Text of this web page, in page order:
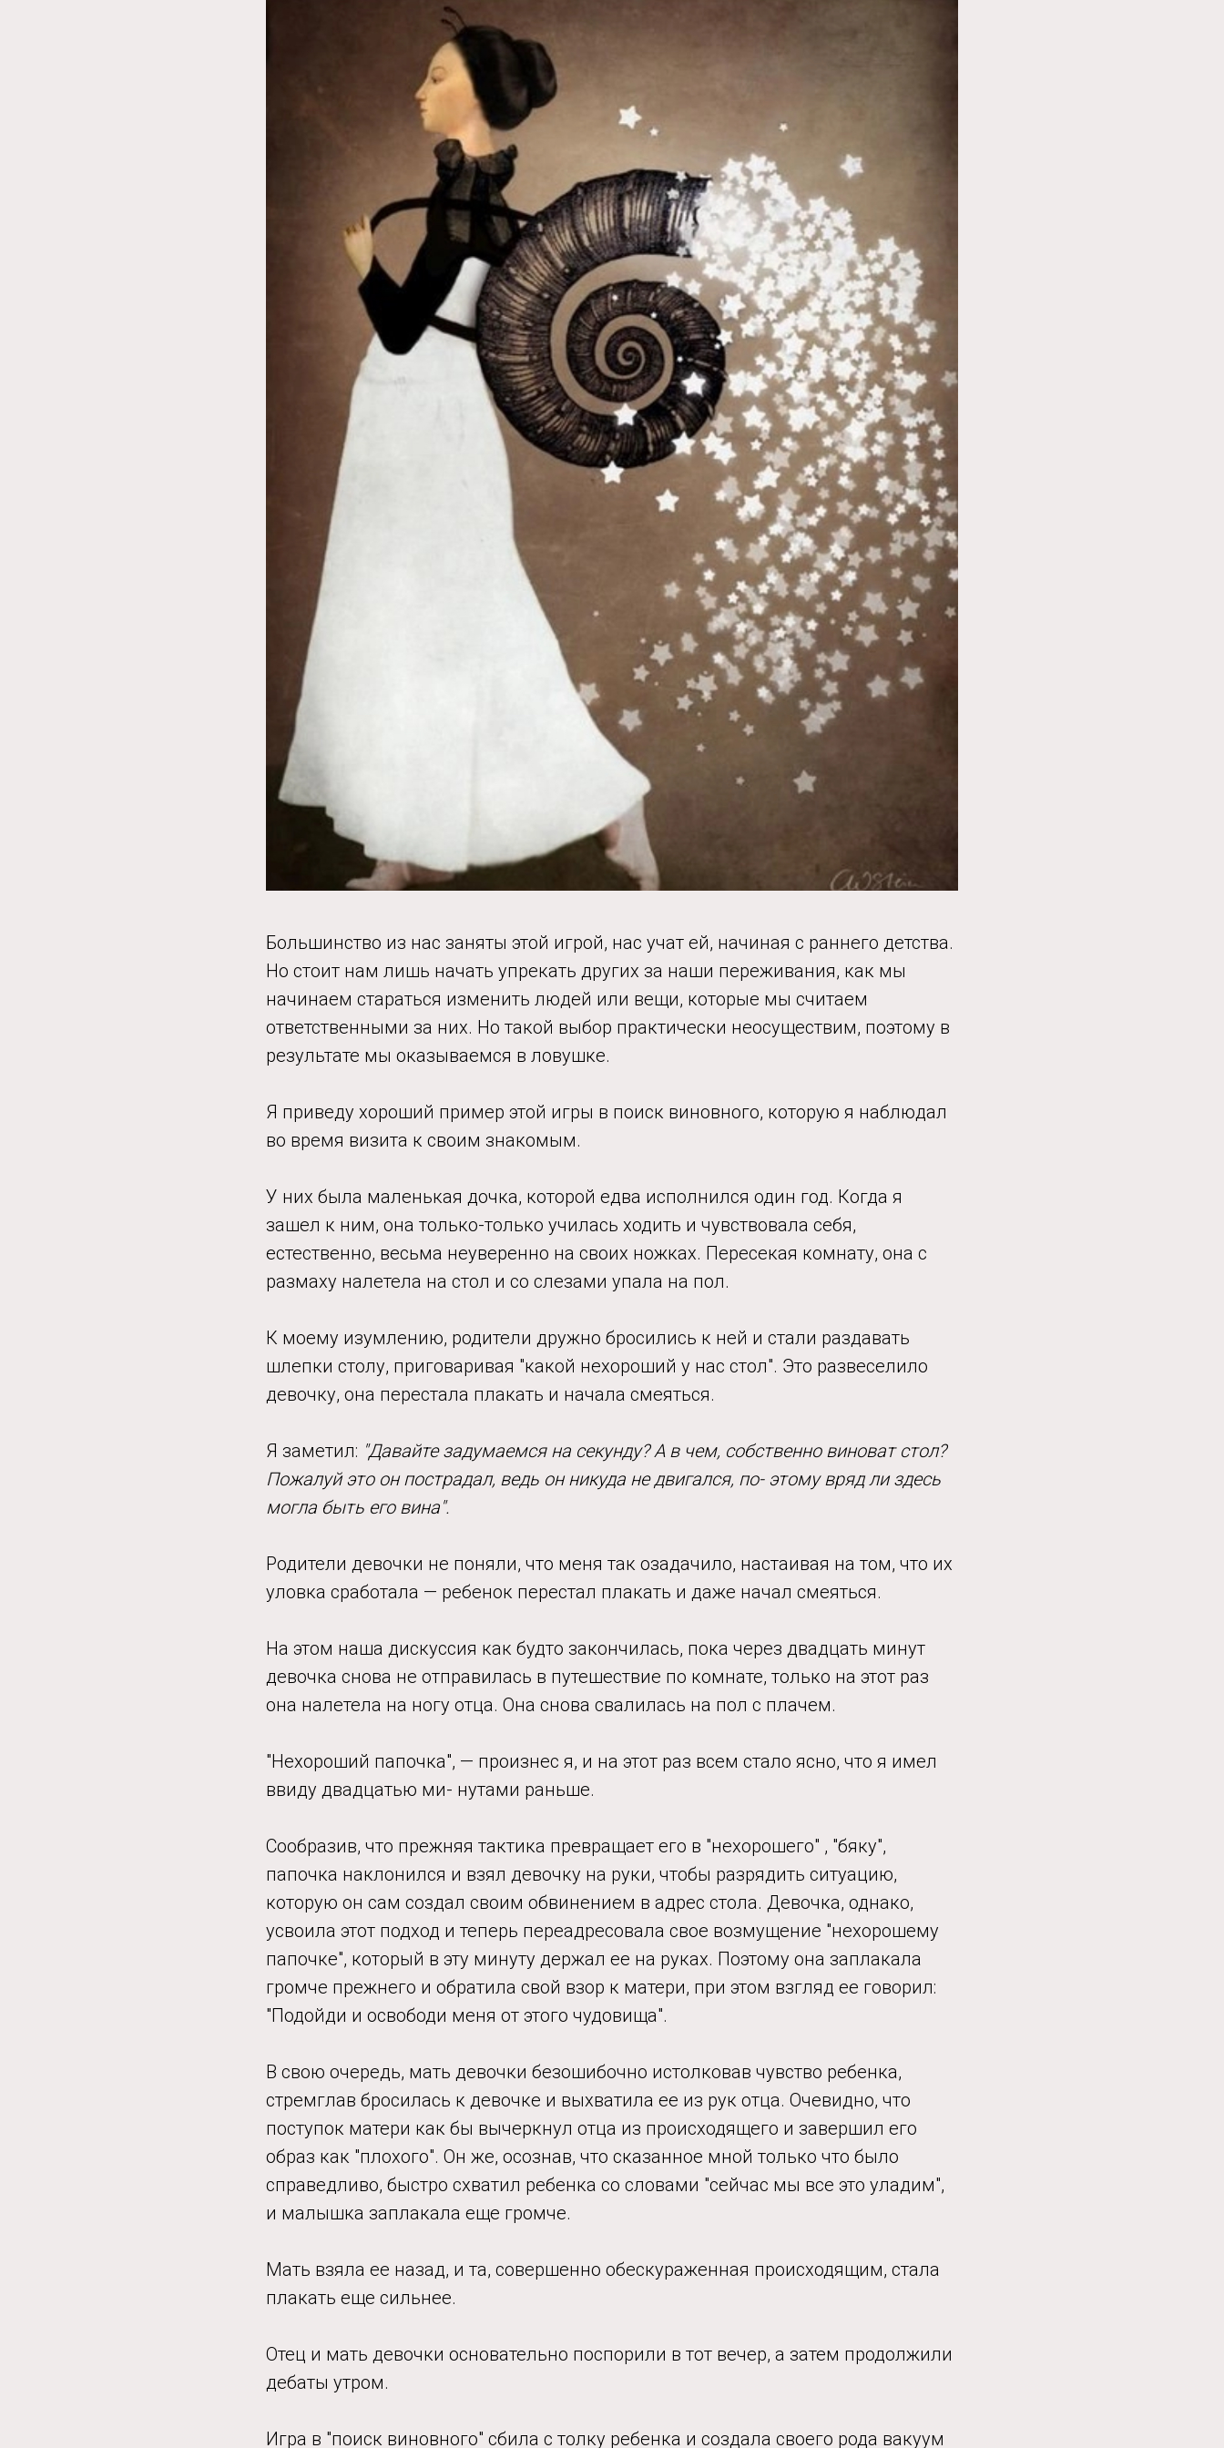
Большинство из нас заняты этой игрой, нас учат ей, начиная с раннего детства.
Но стоит нам лишь начать упрекать других за наши переживания, как мы
начинаем стараться изменить людей или вещи, которые мы считаем
ответственными за них. Но такой выбор практически неосуществим, поэтому в
результате мы оказываемся в ловушке.
Я приведу хороший пример этой игры в поиск виновного, которую я наблюдал
во время визита к своим знакомым.
У них была маленькая дочка, которой едва исполнился один год. Когда я
зашел к ним, она только-только училась ходить и чувствовала себя,
естественно, весьма неуверенно на своих ножках. Пересекая комнату, она с
размаху налетела на стол и со слезами упала на пол.
К моему изумлению, родители дружно бросились к ней и стали раздавать
шлепки столу, приговаривая "какой нехороший у нас стол". Это развеселило
девочку, она перестала плакать и начала смеяться.
Я заметил: "Давайте задумаемся на секунду? А в чем, собственно виноват стол?
Пожалуй это он пострадал, ведь он никуда не двигался, по- этому вряд ли здесь
могла быть его вина".
Родители девочки не поняли, что меня так озадачило, настаивая на том, что их
уловка сработала — ребенок перестал плакать и даже начал смеяться.
На этом наша дискуссия как будто закончилась, пока через двадцать минут
девочка снова не отправилась в путешествие по комнате, только на этот раз
она налетела на ногу отца. Она снова свалилась на пол с плачем.
"Нехороший папочка", — произнес я, и на этот раз всем стало ясно, что я имел
ввиду двадцатью ми- нутами раньше.
Сообразив, что прежняя тактика превращает его в "нехорошего" , "бяку",
папочка наклонился и взял девочку на руки, чтобы разрядить ситуацию,
которую он сам создал своим обвинением в адрес стола. Девочка, однако,
усвоила этот подход и теперь переадресовала свое возмущение "нехорошему
папочке", который в эту минуту держал ее на руках. Поэтому она заплакала
громче прежнего и обратила свой взор к матери, при этом взгляд ее говорил:
"Подойди и освободи меня от этого чудовища".
В свою очередь, мать девочки безошибочно истолковав чувство ребенка,
стремглав бросилась к девочке и выхватила ее из рук отца. Очевидно, что
поступок матери как бы вычеркнул отца из происходящего и завершил его
образ как "плохого". Он же, осознав, что сказанное мной только что было
справедливо, быстро схватил ребенка со словами "сейчас мы все это уладим",
и малышка заплакала еще громче.
Мать взяла ее назад, и та, совершенно обескураженная происходящим, стала
плакать еще сильнее.
Отец и мать девочки основательно поспорили в тот вечер, а затем продолжили
дебаты утром.
Игра в "поиск виновного" сбила с толку ребенка и создала своего рода вакуум